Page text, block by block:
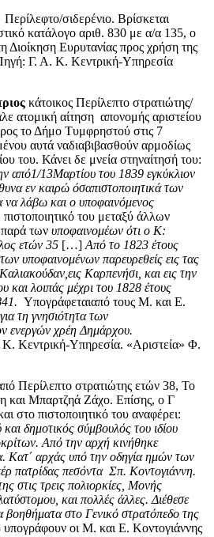
σιδερένιο. Βρίσκεται
κατάλογο αριθ. 830 με α/α 135, ο
Διοίκηση Ευρυτανίας προς χρήση της
Γ. Α. Κ. Κεντρική-Υπηρεσία
κάτοικος Περίλεπτο στρατιώτης/
ατομική αίτηση απονομής αριστείου
το Δήμο Τυμφρηστού στις 7
αυτά ναδιαβιβασθούν αρμοδίως
του. Κάνει δε μνεία στηναίτησή του:
από1/13Μαρτίου του 1839 εγκύκλιον
εν καιρώ όσαπιστοποιητικά των
να λάβω και ο υποφαινόμενος
του μεταξύ άλλων
παρά των υποφαινομέων ότι ο Κ:
ετών 35 […] Από το 1823 έτους
υποφαινομένων παρευρεθείς εις τας
Καρπενήσι, και εις την
και λοιπάς μέχρι του 1828 έτους
Υπογράφεταιαπό τους Μ. και Ε.
τη γνησιότητα των
ενεργών χρέη Δημάρχου.
Κεντρική-Υπηρεσία. «Αριστεία» Φ.
Περίλεπτο στρατιώτης ετών 38, Το
και Μπαρτζηά Ζάχο. Επίσης, ο Γ
στο πιστοποιητικό του αναφέρει:
δημοτικός σύμβουλός του ιδίου
Από την αρχή κινήθηκε
Κατ΄ αρχάς υπό την οδηγία ημών των
πατρίδας πεσόντα Σπ. Κοντογιάννη.
στις τρεις πολιορκίες, Μονής
και πολλές άλλες. Διέθεσε
βοηθήματα στο Γενικό στρατόπεδο της
υπογράφουν οι Μ. και Ε. Κοντογιάννης